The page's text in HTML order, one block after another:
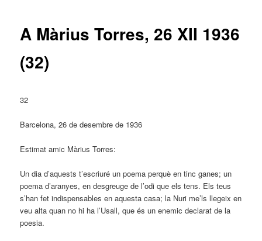
A Màrius Torres, 26 XII 1936
(32)
32
Barcelona, 26 de desembre de 1936
Estimat amic Màrius Torres:
Un dia d’aquests t’escriuré un poema perquè en tinc ganes; un
poema d’aranyes, en desgreuge de l’odi que els tens. Els teus
s’han fet indispensables en aquesta casa; la Nuri me’ls llegeix en
veu alta quan no hi ha l’Usall, que és un enemic declarat de la
poesia.